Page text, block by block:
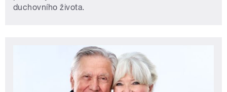
duchovního života.